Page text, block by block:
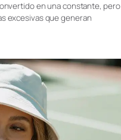
en una constante, pero
excesivas que generan